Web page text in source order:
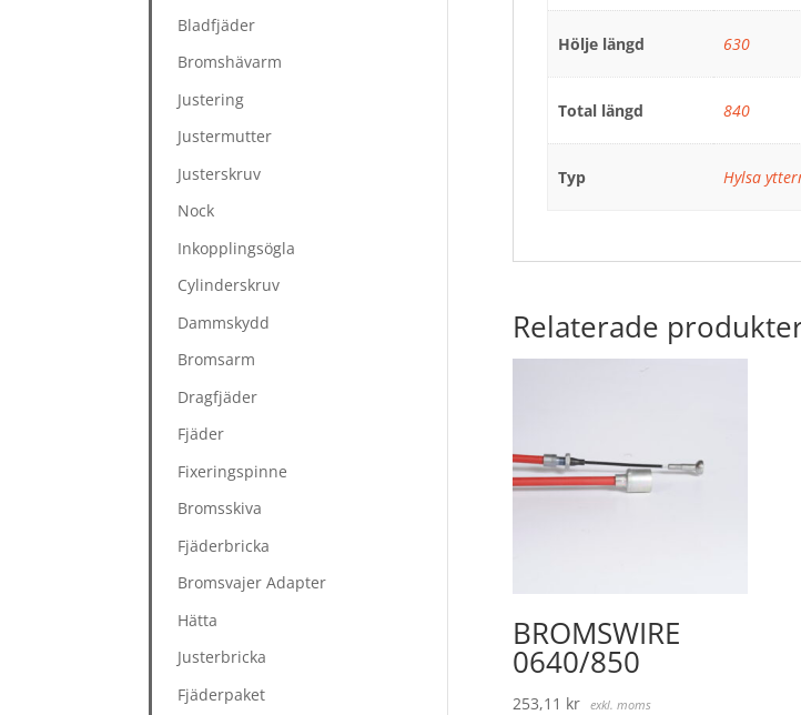
Hölje längd 630
Total längd 840
Typ Hylsa
Relaterade
BROMSWIRE
0640/850
253,11 kr exkl. moms
Bladfjäder
Bromshävarm
Justering
Justermutter
Justerskruv
Nock
Inkopplingsögla
Cylinderskruv
Dammskydd
Bromsarm
Dragfjäder
Fjäder
Fixeringspinne
Bromsskiva
Fjäderbricka
Bromsvajer Adapter
Hätta
Justerbricka
Fjäderpaket